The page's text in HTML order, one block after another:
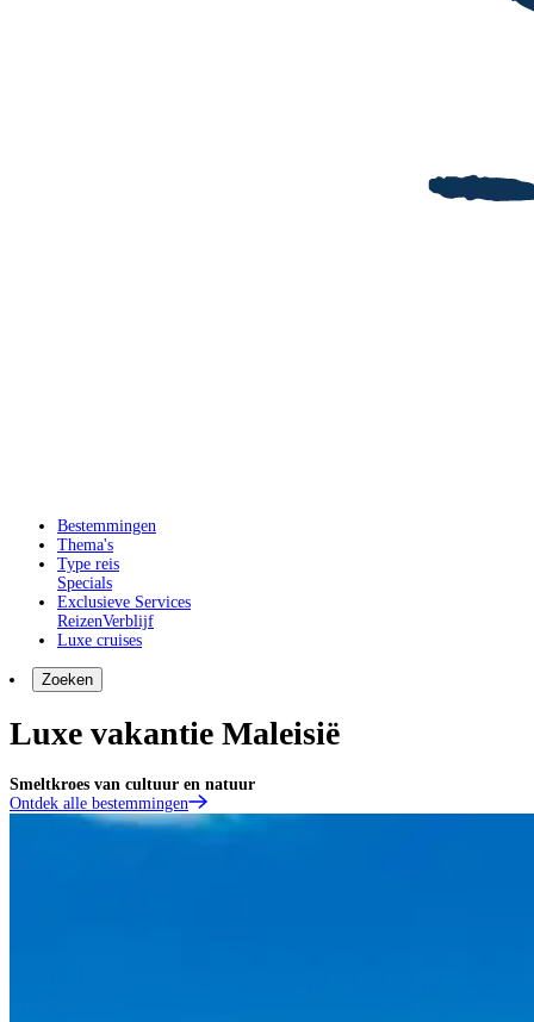
Bestemmingen
Thema's
Type reis
Specials
Exclusieve Services
ReizenVerblijf
Luxe cruises
Zoeken
Luxe vakantie Maleisië
Smeltkroes van cultuur en natuur
Ontdek alle bestemmingen